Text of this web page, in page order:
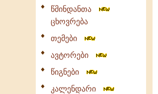
წმინდანთა
ცხოვრება
თემები
ავტორები
წიგნები
კალენდარი